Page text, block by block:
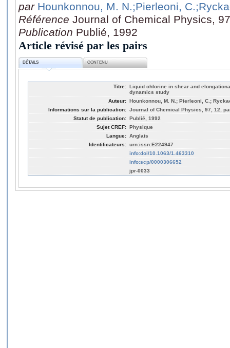
par Hounkonnou, M. N.;Pierleoni, C.
Référence Journal of Chemical Physics,
Publication Publié, 1992
Article révisé par les pairs
DÉTAILS CONTENU
Titre: Liquid chlorine in shear and
dynamics study
Auteur: Hounkonnou, M. N.; Pierleoni, C.;
Informations sur la publication: Journal of Chemical Physics, 97, 12,
Statut de publication: Publié, 1992
Sujet CREF: Physique
Langue: Anglais
Identificateurs: urn:issn:E224947
info:doi/10.1063/1.463310
info:scp/0000306652
jpr-0033